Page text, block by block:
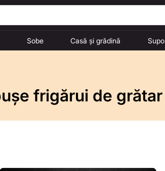
Sobe Casă și grădină
frigărui de grătar